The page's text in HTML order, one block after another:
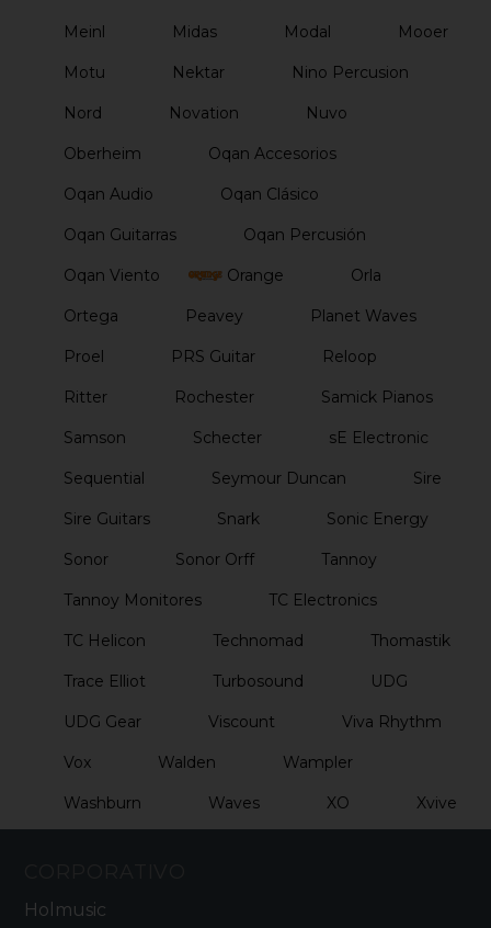
Meinl Midas Modal Mooer
Motu Nektar Nino Percusion
Nord Novation Nuvo
Oberheim Oqan Accesorios
Oqan Audio Oqan Clásico
Oqan Guitarras Oqan Percusión
Oqan Viento Orange Orla
Ortega Peavey Planet Waves
Proel PRS Guitar Reloop
Ritter Rochester Samick Pianos
Samson Schecter sE Electronic
Sequential Seymour Duncan Sire
Sire Guitars Snark Sonic Energy
Sonor Sonor Orff Tannoy
Tannoy Monitores TC Electronics
TC Helicon Technomad Thomastik
Trace Elliot Turbosound UDG
UDG Gear Viscount Viva Rhythm
Vox Walden Wampler
Washburn Waves XO Xvive
Holmusic